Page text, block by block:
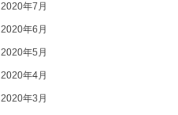
2020年7月
2020年6月
2020年5月
2020年4月
2020年3月